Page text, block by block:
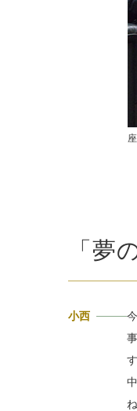
「夢
小西